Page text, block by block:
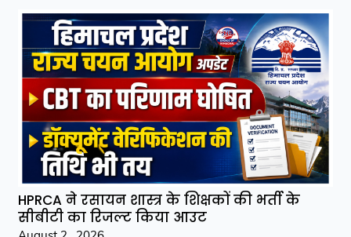
HPRCA ने रसायन शास्त्र के शिक्षकों की भर्ती के
सीबीटी का रिजल्ट किया आउट